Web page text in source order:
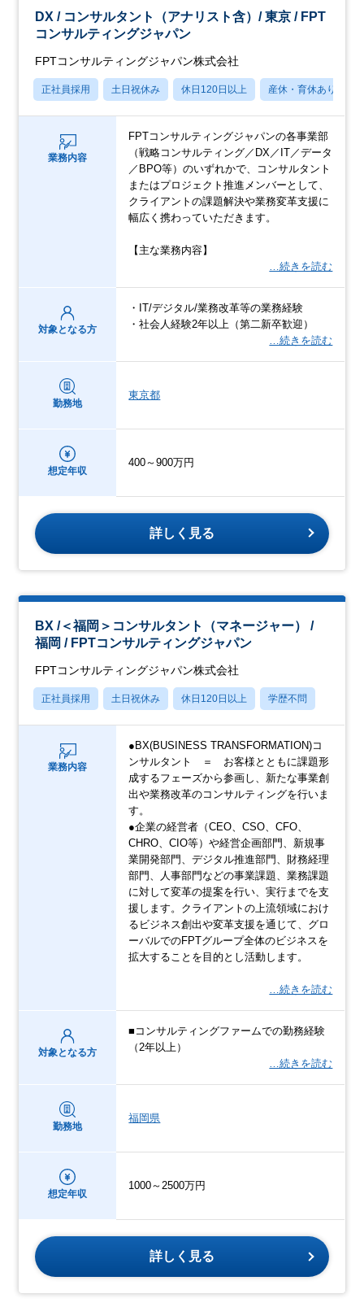
DX / コンサルタント（アナリスト含）/ 東京 / FPT
コンサルティングジャパン
FPTコンサルティングジャパン株式会社
正社員採用 土日祝休み 休日120日以上 産休・育休あり
業務内容
FPTコンサルティングジャパンの各事業部
（戦略コンサルティング／DX／IT／データ
／BPO等）のいずれかで、コンサルタント
またはプロジェクト推進メンバーとして、
クライアントの課題解決や業務変革支援に
幅広く携わっていただきます。
【主な業務内容】
…続きを読む
対象となる方
・IT/デジタル/業務改革等の業務経験
・社会人経験2年以上（第二新卒歓迎）
…続きを読む
勤務地
東京都
想定年収
400～900万円
詳しく見る
BX /＜福岡＞コンサルタント（マネージャー） /
福岡 / FPTコンサルティングジャパン
FPTコンサルティングジャパン株式会社
正社員採用 土日祝休み 休日120日以上 学歴不問
業務内容
●BX(BUSINESS TRANSFORMATION)コ
ンサルタント ＝ お客様とともに課題形
成するフェーズから参画し、新たな事業創
出や業務改革のコンサルティングを行いま
す。
●企業の経営者（CEO、CSO、CFO、
CHRO、CIO等）や経営企画部門、新規事
業開発部門、デジタル推進部門、財務経理
部門、人事部門などの事業課題、業務課題
に対して変革の提案を行い、実行までを支
援します。クライアントの上流領域におけ
るビジネス創出や変革支援を通じて、グロ
ーバルでのFPTグループ全体のビジネスを
拡大することを目的とし活動します。
…続きを読む
対象となる方
■コンサルティングファームでの勤務経験
（2年以上）
…続きを読む
勤務地
福岡県
想定年収
1000～2500万円
詳しく見る